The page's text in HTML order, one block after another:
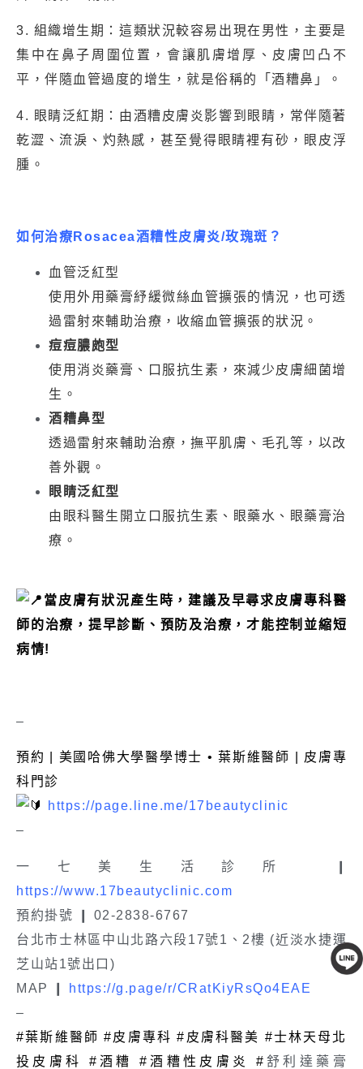
3. 組織增生期：這類狀況較容易出現在男性，主要是
集中在鼻子周圍位置，會讓肌膚增厚、皮膚凹凸不
平，伴隨血管過度的增生，就是俗稱的「酒糟鼻」。
4. 眼睛泛紅期：由酒糟皮膚炎影響到眼睛，常伴隨著
乾澀、流淚、灼熱感，甚至覺得眼睛裡有砂，眼皮浮
腫。
如何治療 Rosacea酒糟性皮膚炎/玫瑰斑 ？
血管泛紅型
使用外用藥膏紓緩微絲血管擴張的情況，也可透
過雷射來輔助治療，收縮血管擴張的狀況。
痘痘膿皰型
使用消炎藥膏、口服抗生素，來減少皮膚細菌增
生。
酒糟鼻型
透過雷射來輔助治療，撫平肌膚、毛孔等，以改
善外觀。
眼睛泛紅型
由眼科醫生開立口服抗生素、眼藥水、眼藥膏治
療。
當皮膚有狀況產生時，建議及早尋求皮膚專科醫
師的治療，提早診斷、預防及治療，才能控制並縮短
病情!
–
預約 | 美國哈佛大學醫學博士 • 葉斯維醫師 | 皮膚專
科門診
https://page.line.me/17beautyclinic
–
一七美生活診所 ❙
https://www.17beautyclinic.com
預約掛號 ❙ 02-2838-6767
台北市士林區中山北路六段17號1、2樓 (近淡水捷運
芝山站1號出口)
MAP ❙
https://g.page/r/CRatKiyRsQo4EAE
–
#葉斯維醫師 #皮膚專科 #皮膚科醫美 #士林天母北
投皮膚科 #酒糟 #酒糟性皮膚炎 # 舒利達藥膏
線上客服